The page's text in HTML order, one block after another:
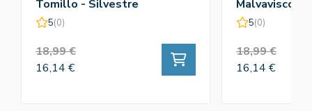
Tomillo - Silvestre
5(0)
18,99 €
16,14 €
Malvavisco -
5(0)
18,99 €
16,14 €